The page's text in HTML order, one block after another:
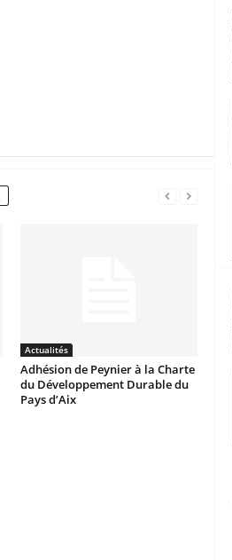
Actualités
Adhésion de Peynier à la Charte
du Développement Durable du
Pays d’Aix